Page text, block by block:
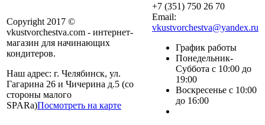
Copyright 2017 ©
vkustvorchestva.com - интернет-
магазин для начинающих
кондитеров.
Наш адрес: г. Челябинск, ул.
Гагарина 26 и Чичерина д.5 (со
стороны малого
SPARa)Посмотреть на карте
+7 (351) 750 26 70
Email:
vkustvorchestva@yandex.ru
График работы
Понедельник-
Суббота с 10:00 до
19:00
Воскресенье с 10:00
до 16:00